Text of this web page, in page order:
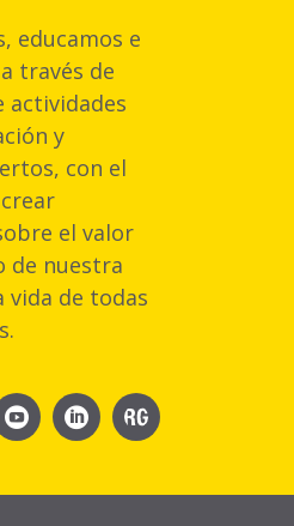
educamos e
través de
actividades
y
con el
el valor
de nuestra
vida de todas